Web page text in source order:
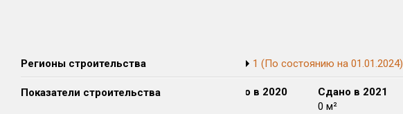
Регионы строительства 1 (По состоянию на 01.01.2024)
Показатели строительства
Сдано в 2018
Сдано в 2019
Сдано в 2020
Сдано в 2021
0 м²